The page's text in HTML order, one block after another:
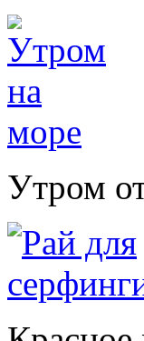
Утром